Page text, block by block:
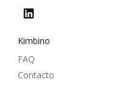
Kimbino
FAQ
Contacto